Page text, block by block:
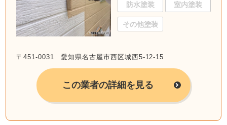
防水塗装 室内塗装
その他塗装
〒451-0031 愛知県名古屋市西区城西5-12-15
この業者の詳細を見る